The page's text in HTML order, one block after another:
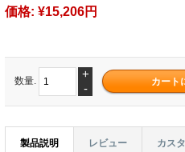
価格: ¥15,206円
数量.
+
-
製品説明 レビュー カス